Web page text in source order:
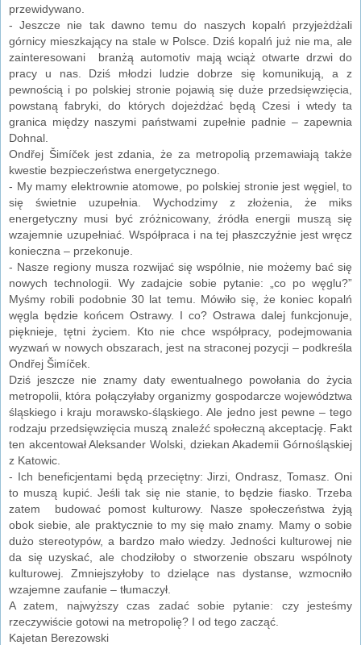
przewidywano.
- Jeszcze nie tak dawno temu do naszych kopalń przyjeżdżali
górnicy mieszkający na stale w Polsce. Dziś kopalń już nie ma, ale
zainteresowani branżą automotiv mają wciąż otwarte drzwi do
pracy u nas. Dziś młodzi ludzie dobrze się komunikują, a z
pewnością i po polskiej stronie pojawią się duże przedsięwzięcia,
powstaną fabryki, do których dojeżdżać będą Czesi i wtedy ta
granica między naszymi państwami zupełnie padnie – zapewnia
Dohnal.
Ondřej Šimíček jest zdania, że za metropolią przemawiają także
kwestie bezpieczeństwa energetycznego.
- My mamy elektrownie atomowe, po polskiej stronie jest węgiel, to
się świetnie uzupełnia. Wychodzimy z złożenia, że miks
energetyczny musi być zróżnicowany, źródła energii muszą się
wzajemnie uzupełniać. Współpraca i na tej płaszczyźnie jest wręcz
konieczna – przekonuje.
- Nasze regiony musza rozwijać się wspólnie, nie możemy bać się
nowych technologii. Wy zadajcie sobie pytanie: „co po węglu?”
Myśmy robili podobnie 30 lat temu. Mówiło się, że koniec kopalń
węgla będzie końcem Ostrawy. I co? Ostrawa dalej funkcjonuje,
pięknieje, tętni życiem. Kto nie chce współpracy, podejmowania
wyzwań w nowych obszarach, jest na straconej pozycji – podkreśla
Ondřej Šimíček.
Dziś jeszcze nie znamy daty ewentualnego powołania do życia
metropolii, która połączyłaby organizmy gospodarcze województwa
śląskiego i kraju morawsko-śląskiego. Ale jedno jest pewne – tego
rodzaju przedsięwzięcia muszą znaleźć społeczną akceptację. Fakt
ten akcentował Aleksander Wolski, dziekan Akademii Górnośląskiej
z Katowic.
- Ich beneficjentami będą przeciętny: Jirzi, Ondrasz, Tomasz. Oni
to muszą kupić. Jeśli tak się nie stanie, to będzie fiasko. Trzeba
zatem budować pomost kulturowy. Nasze społeczeństwa żyją
obok siebie, ale praktycznie to my się mało znamy. Mamy o sobie
dużo stereotypów, a bardzo mało wiedzy. Jedności kulturowej nie
da się uzyskać, ale chodziłoby o stworzenie obszaru wspólnoty
kulturowej. Zmniejszyłoby to dzielące nas dystanse, wzmocniło
wzajemne zaufanie – tłumaczył.
A zatem, najwyższy czas zadać sobie pytanie: czy jesteśmy
rzeczywiście gotowi na metropolię? I od tego zacząć.
Kajetan Berezowski